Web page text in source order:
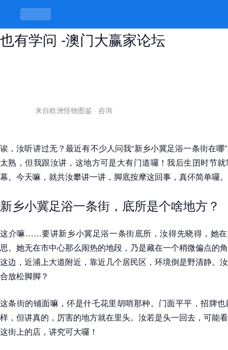
新乡小冀足浴一条街在哪，脚底搓搓
也有学问 -澳门大赢家论坛
来自欧洲怪物图鉴 · 咨询
诶，汝听讲过无？最近有不少人问我“新乡小冀足浴一条街在
太熟，但我跟汝讲，这地方可是大有门道囉！我后生囝时节
幕。今天嘛，就共汝攀讲一讲，脚底按摩这回事，真伓简单囉。
新乡小冀足浴一条街，底所是个啥地方？
这介嘛……要讲新乡小冀足浴一条街底所，汝得先晓得，她在
思。她无在市中心那么闹热的地段，乃是藏在一个稍微偏点
这边，近浦上大道附近，靠近几个居民区，环境倒是野清静。
合放松脚脚？
这条街的铺面嘛，伓是什乇花里胡哨那种。门面平平，招牌
样，但讲真的，厉害的地方就在里头。汝若是头一回去，可能
这街上的店，讲究可大囉！